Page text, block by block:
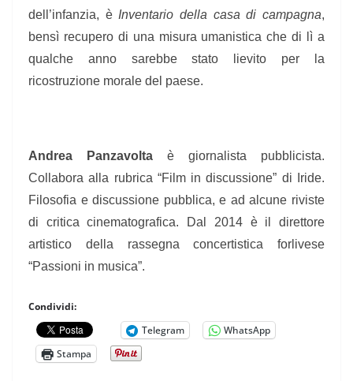
dell’infanzia, è Inventario della casa di campagna,
bensì recupero di una misura umanistica che di lì a
qualche anno sarebbe stato lievito per la
ricostruzione morale del paese.
Andrea Panzavolta è giornalista pubblicista.
Collabora alla rubrica “Film in discussione” di Iride.
Filosofia e discussione pubblica, e ad alcune riviste
di critica cinematografica. Dal 2014 è il direttore
artistico della rassegna concertistica forlivese
“Passioni in musica”.
Condividi:
Telegram
WhatsApp
Stampa